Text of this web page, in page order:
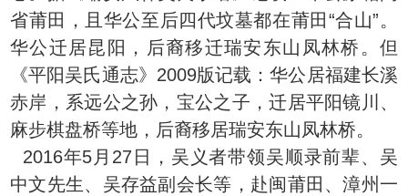
省莆田，且华公至后四代坟墓都在莆田“合山”。
华公迁居昆阳，后裔移迁瑞安东山凤林桥。但
《平阳吴氏通志》2009版记载：华公居福建长溪
赤岸，系远公之孙，宝公之子，迁居平阳镜川、
麻步棋盘桥等地，后裔移居瑞安东山凤林桥。
2016年5月27日，吴义者带领吴顺录前辈、吴
中文先生、吴存益副会长等，赴闽莆田、漳州一